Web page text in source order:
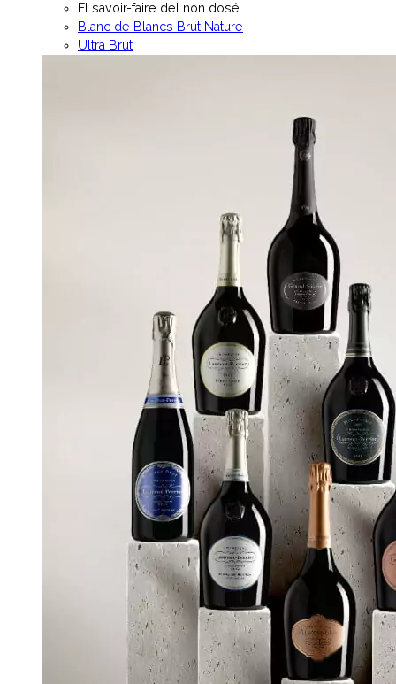
El savoir-faire del non dosé
Blanc de Blancs Brut Nature
Ultra Brut